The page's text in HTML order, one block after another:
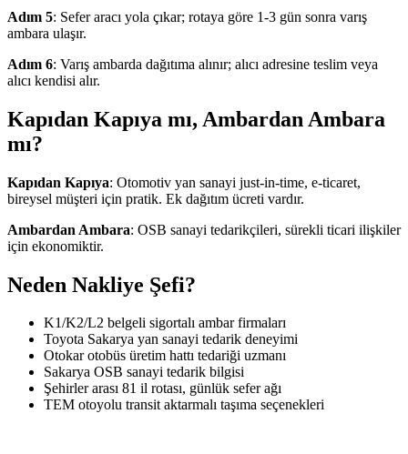
Adım 5: Sefer aracı yola çıkar; rotaya göre 1-3 gün sonra varış
ambara ulaşır.
Adım 6: Varış ambarda dağıtıma alınır; alıcı adresine teslim veya
alıcı kendisi alır.
Kapıdan Kapıya mı, Ambardan Ambara
mı?
Kapıdan Kapıya: Otomotiv yan sanayi just-in-time, e-ticaret,
bireysel müşteri için pratik. Ek dağıtım ücreti vardır.
Ambardan Ambara: OSB sanayi tedarikçileri, sürekli ticari ilişkiler
için ekonomiktir.
Neden Nakliye Şefi?
K1/K2/L2 belgeli sigortalı ambar firmaları
Toyota Sakarya yan sanayi tedarik deneyimi
Otokar otobüs üretim hattı tedariği uzmanı
Sakarya OSB sanayi tedarik bilgisi
Şehirler arası 81 il rotası, günlük sefer ağı
TEM otoyolu transit aktarmalı taşıma seçenekleri